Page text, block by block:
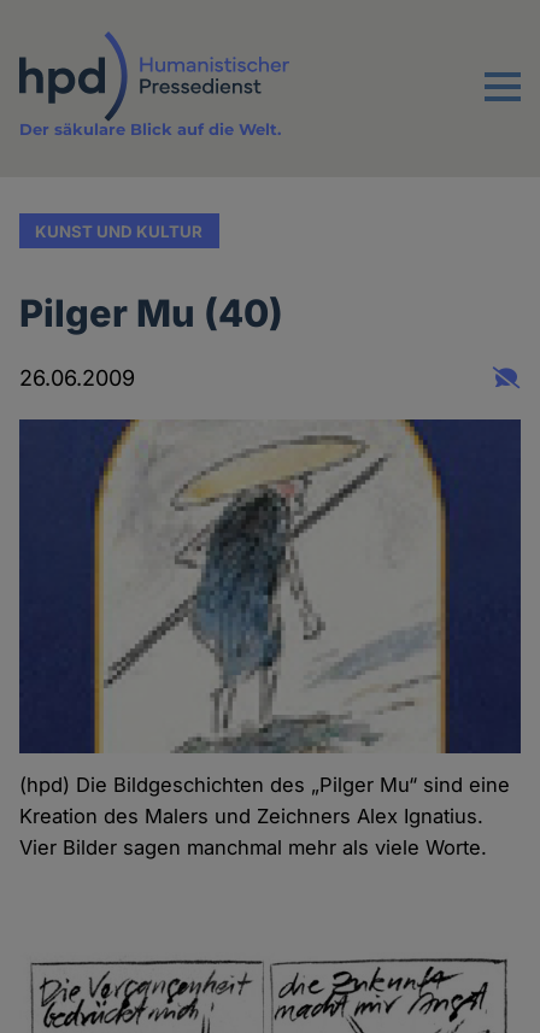
Inhalt
Menu
Der säkulare Blick auf die Welt.
KUNST UND KULTUR
Pilger Mu (40)
26.06.2009
(hpd) Die Bildgeschichten des „Pilger Mu“ sind eine
Kreation des Malers und Zeichners Alex Ignatius.
Vier Bilder sagen manchmal mehr als viele Worte.